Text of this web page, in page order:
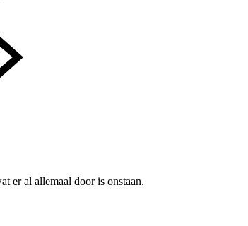
er al allemaal door is onstaan.